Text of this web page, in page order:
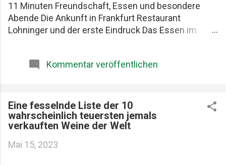
11 Minuten Freundschaft, Essen und besondere
Abende Die Ankunft in Frankfurt Restaurant
Lohninger und der erste Eindruck Das Essen im
Restaurant Lohninger Fazit Das Restaurant
begann schon früher. Am Karlsruher Hauptbahnhof.
Mit drei Männern, die Essen ernst nehmen, aber sich
selbst nicht zu wichtig. Patrick, Felix und ich teilen
seit Jahren dieselbe Schwäche: gute Restaurants,
ehrliche Produkte und diese seltenen Abende, die
Kommentar veröffentlichen
Eine fesselnde Liste der 10
wahrscheinlich teuersten jemals
verkauften Weine der Welt
Mai 15, 2023